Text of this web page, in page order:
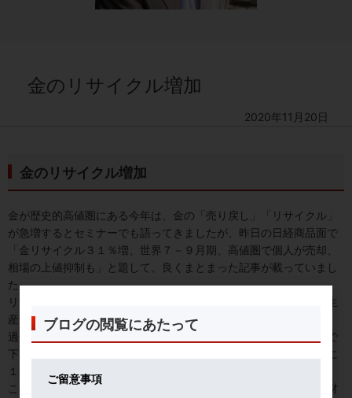
金のリサイクル増加
2020年11月20日
金のリサイクル増加
金が歴史的高値圏にある今年は、金の「売り戻し」「リサイクル」
が急増するとセミナーでも語ってきましたが、昨日の日経商品面で
「金リサイクル３１％増、世界７－９月期、高値圏で個人が売却、
相場の上値抑制も」と題して、良くまとまった記事が載っていまし
た。
リサイクルは二次的供給源と言われますが、一次的供給源の鉱山生
産量が頭打ちゆえ、今後は二次的供給源の動向が重要になります。
過去のデータを検証しても、金価格が１０００－１２００ドルまで
下げた後は、リサイクル量が急減して年間１２００トン程度。逆に
１５００ドルなど高値に急騰した後は、１７００トン前後に急増。
この５００トンの差は大きいですよ。日々の相場では目立たず、材
ブログの閲覧にあたって
ご留意事項